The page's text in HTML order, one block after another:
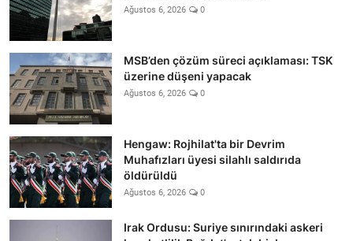
Ağustos 6, 2026 0
MSB’den çözüm süreci açıklaması: TSK
üzerine düşeni yapacak
Ağustos 6, 2026 0
Hengaw: Rojhilat'ta bir Devrim
Muhafızları üyesi silahlı saldırıda
öldürüldü
Ağustos 6, 2026 0
Irak Ordusu: Suriye sınırındaki askeri